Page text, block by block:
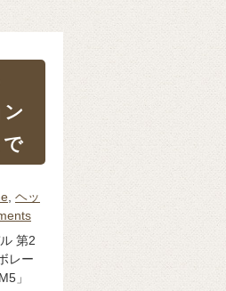
で
, ヘッ
第2
レー
」